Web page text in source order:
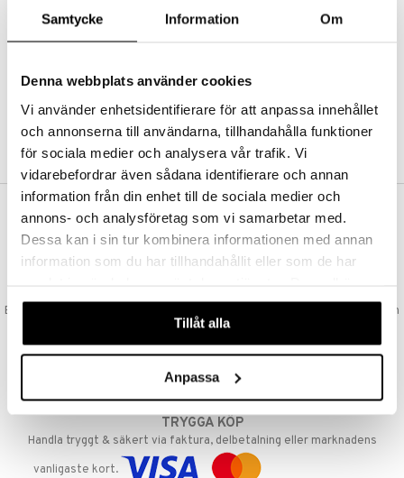
Samtycke Information Om
Denna webbplats använder cookies
Vi använder enhetsidentifierare för att anpassa innehållet
och annonserna till användarna, tillhandahålla funktioner
för sociala medier och analysera vår trafik. Vi
vidarebefordrar även sådana identifierare och annan
information från din enhet till de sociala medier och
annons- och analysföretag som vi samarbetar med.
Dessa kan i sin tur kombinera informationen med annan
information som du har tillhandahållit eller som de har
våra cookies vid fortsatt användande av vår webbplats.
Tillåt alla
Anpassa
Abonnemang
Bevaka produkter
Recensera produkter
SKAPA KUND
VAD KOSTAR FRAKTEN?
Vi erbjuder fri frakt från 350 kr. Vår gräns för fraktfri leverans bestäms
utifån vilken avdelning du handlar från. Läs mer här »
Beställningar lagda före 14:00 (gäller varor i lager) skickas normalt ut från
oss samma dag.
GODKÄND AV LÄKEMEDELSVERKET
EU-logotypen är symbolen som visar att vi är godkända av
TRYGGA KÖP
Handla tryggt & säkert via faktura, delbetalning eller marknadens
vanligaste kort.